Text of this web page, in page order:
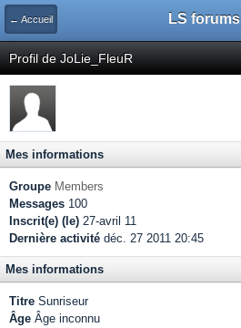
← Accueil LS forums
Profil de JoLie_FleuR
Mes informations
Groupe Members
Messages 100
Inscrit(e) (le) 27-avril 11
Dernière activité déc. 27 2011 20:45
Mes informations
Titre Sunriseur
Âge Âge inconnu